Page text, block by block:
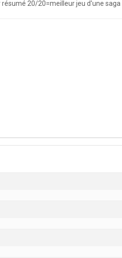
résumé 20/20=meilleur jeu d'une